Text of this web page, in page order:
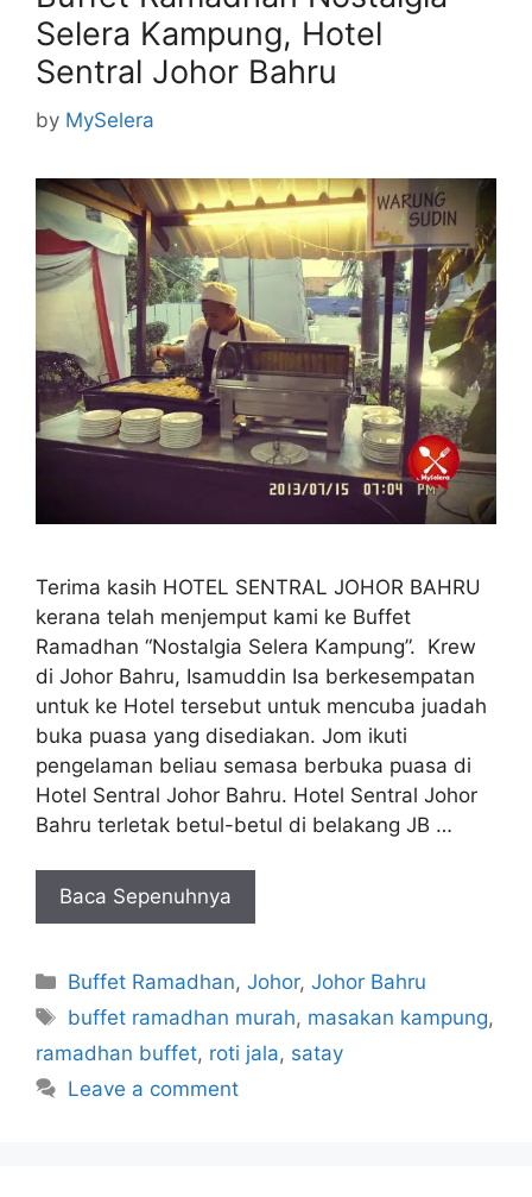
Selera Kampung, Hotel
Sentral Johor Bahru
by MySelera
Terima kasih HOTEL SENTRAL JOHOR BAHRU
kerana telah menjemput kami ke Buffet
Ramadhan “Nostalgia Selera Kampung”. Krew
di Johor Bahru, Isamuddin Isa berkesempatan
untuk ke Hotel tersebut untuk mencuba juadah
buka puasa yang disediakan. Jom ikuti
pengelaman beliau semasa berbuka puasa di
Hotel Sentral Johor Bahru. Hotel Sentral Johor
Bahru terletak betul-betul di belakang JB …
Baca Sepenuhnya
Categories
Buffet Ramadhan,Johor,Johor Bahru
Tags
buffet ramadhan murah, masakan kampung,
ramadhan buffet, roti jala, satay
Leave a comment